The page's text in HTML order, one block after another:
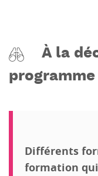
À la
programme
Différents
formation